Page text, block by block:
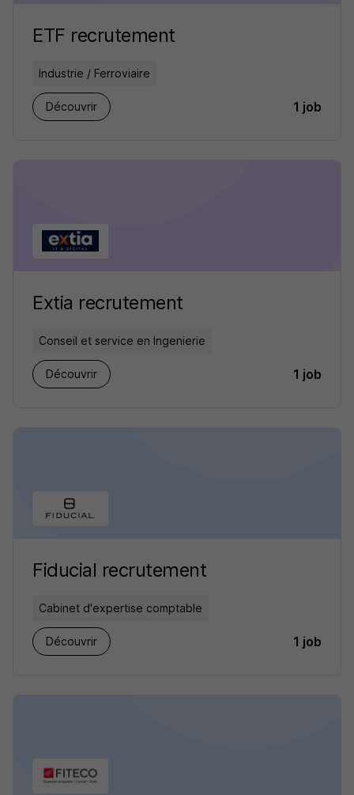
ETF recrutement
Industrie / Ferroviaire
Découvrir 1 job
Extia recrutement
Conseil et service en Ingenierie
Découvrir 1 job
Fiducial recrutement
Cabinet d'expertise comptable
Découvrir 1 job